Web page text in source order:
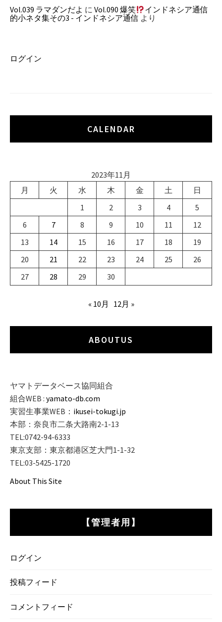
Vol.039 ラマダンだよ に Vol.090 爆笑
インドネシア通信
的小ネタ集その3 - インドネシア通信 より
ログイン
CALENDAR
2023年11月
月
火 水 木 金 土
日
1
2 3 4
5
6
7 8 9 10 11
12
13
14 15 16 17 18
19
20
21 22 23 24 25
26
27
28 29 30
« 10月 12月 »
ABOUTUS
ヤマトデータベース協同組合
組合WEB : yamato-db.com
実習生事業WEB： ikusei-tokugi.jp
本部：奈良市二条大路南2-1-13
TEL:0742-94-6333
東京支部：東京都港区芝大門1-1-32
TEL:03-5425-1720
About This Site
【管理者用】
ログイン
投稿フィード
コメントフィード